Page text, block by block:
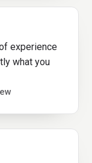
experience
what you